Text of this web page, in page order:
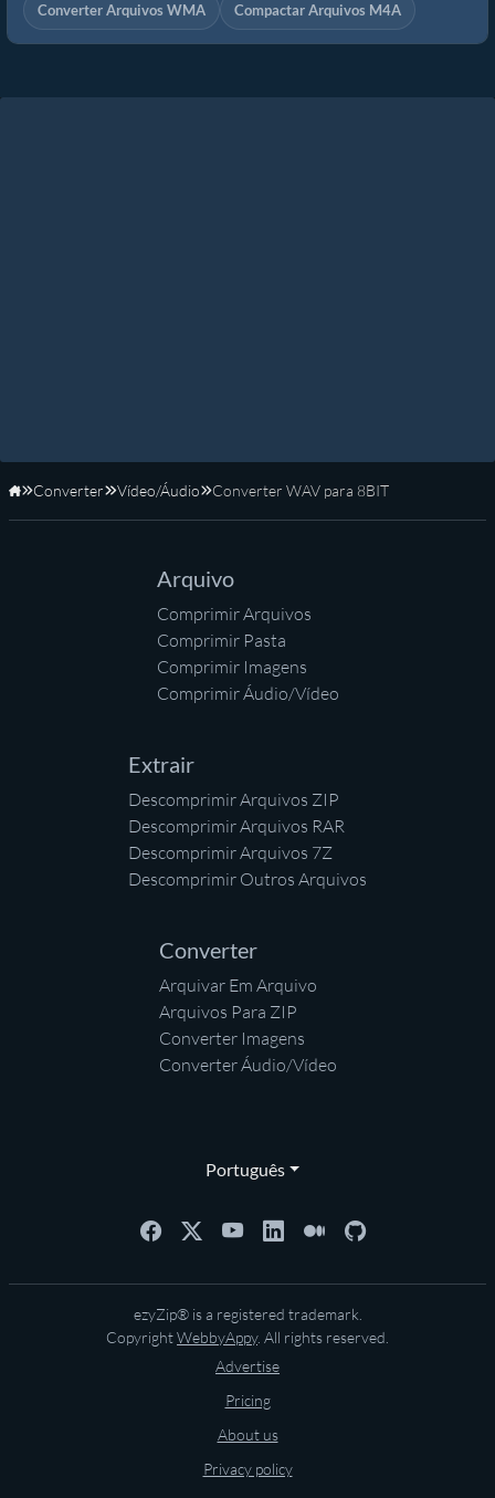
Converter Arquivos WMA Compactar Arquivos M4A
Início
Converter Vídeo/Áudio Converter WAV para 8BIT
Arquivo
Comprimir Arquivos
Comprimir Pasta
Comprimir Imagens
Comprimir Áudio/Vídeo
Extrair
Descomprimir Arquivos ZIP
Descomprimir Arquivos RAR
Descomprimir Arquivos 7Z
Descomprimir Outros Arquivos
Converter
Arquivar Em Arquivo
Arquivos Para ZIP
Converter Imagens
Converter Áudio/Vídeo
Português
ezyZip® is a registered trademark.
CopyrightWebbyAppy. All rights reserved.
Advertise
Pricing
About us
Privacy policy